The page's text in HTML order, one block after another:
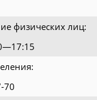
физических лиц:
70